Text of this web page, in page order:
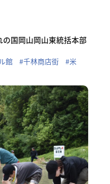
国岡山岡山東統括本部
館 #千林商店街
#米